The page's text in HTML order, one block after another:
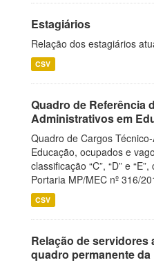
Estagiários
Relação dos estagiários
CSV
Quadro de Referência
Administrativos em
Quadro de Cargos
Educação, ocupados e
classificação “C”, “D” e
Portaria MP/MEC nº 316/
CSV
Relação de
quadro permanente da